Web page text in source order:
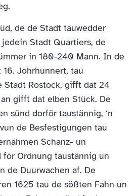
de de Stadt tauwedder
Stadt Quartiers, de
in 180-240 Mann. In de
16. Johrhunnert, tau
Stadt Rostock, gifft dat 24
gifft dat elben Stück. De
sünd dorför taustännig, ‘n
de Besfestigungen tau
Schanz- un
för Ordnung taustännig un
de Duurwachen af. De
1625 tau de sößten Fahn un